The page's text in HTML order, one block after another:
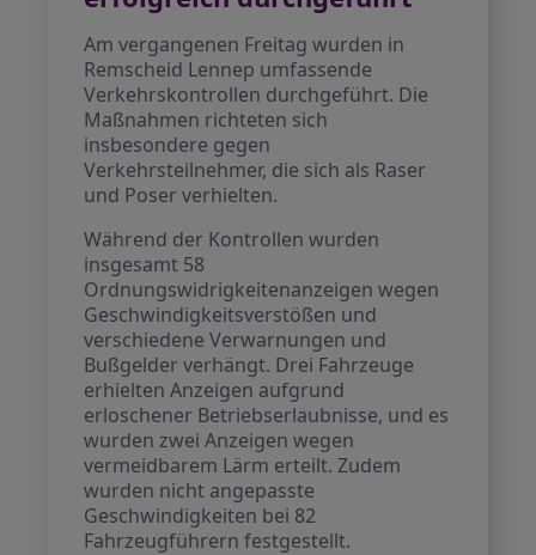
Am vergangenen Freitag wurden in
Remscheid Lennep umfassende
Verkehrskontrollen durchgeführt. Die
Maßnahmen richteten sich
insbesondere gegen
Verkehrsteilnehmer, die sich als Raser
und Poser verhielten.
Während der Kontrollen wurden
insgesamt 58
Ordnungswidrigkeitenanzeigen wegen
Geschwindigkeitsverstößen und
verschiedene Verwarnungen und
Bußgelder verhängt. Drei Fahrzeuge
erhielten Anzeigen aufgrund
erloschener Betriebserlaubnisse, und es
wurden zwei Anzeigen wegen
vermeidbarem Lärm erteilt. Zudem
wurden nicht angepasste
Geschwindigkeiten bei 82
Fahrzeugführern festgestellt.